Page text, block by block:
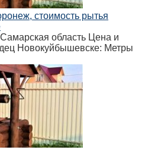
стоимость рытья
область Цена и
Новокуйбышевске: Метры